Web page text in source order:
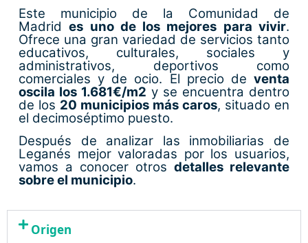
Este municipio de la Comunidad de
Madrides uno de los mejores para vivir.
Ofrece una gran variedad de servicios tanto
educativos, culturales, sociales y
administrativos, deportivos como
comerciales y de ocio. El precio de venta
oscila los 1.681€/m2 y se encuentra dentro
de los 20 municipios más caros, situado en
el decimoséptimo puesto.
Después de analizar las inmobiliarias de
Leganés mejor valoradas por los usuarios,
vamos a conocer otros detalles relevante
sobre el municipio.
Origen